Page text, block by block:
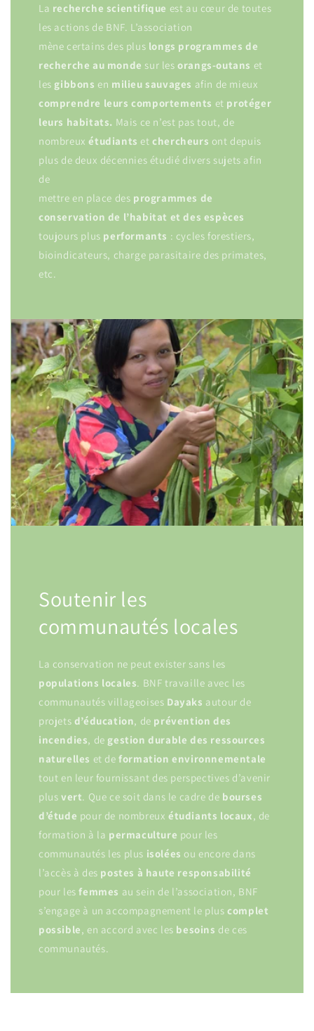
La recherche scientifique est au cœur de toutes
les actions de BNF. L’association
mène certains des plus longs programmes de
recherche au monde sur lesorangs-outans et
les gibbons en milieu sauvages afin de mieux
comprendre leurs comportements et protéger
leurs habitats. Mais ce n’est pas tout, de
nombreuxétudiants etchercheurs ont depuis
plus de deux décennies étudié divers sujets afin
de
mettre en place des programmes de
conservation de l’habitat et des espèces
toujours plus performants : cycles forestiers,
bioindicateurs, charge parasitaire des primates,
etc.
Soutenir les
communautés locales
La conservation ne peut exister sans les
populations locales. BNF travaille avec les
communautés villageoises Dayaks autour de
projets d’éducation, de prévention des
incendies, de gestion durable des ressources
naturelles et deformation environnementale
tout en leur fournissant des perspectives d’avenir
plus vert. Que ce soit dans le cadre de bourses
d’étude pour de nombreuxétudiants locaux, de
formation à la permaculture pour les
communautés les plus isolées ou encore dans
l’accès à des postes à haute responsabilité
pour lesfemmes au sein de l’association, BNF
s’engage à un accompagnement le pluscomplet
possible, en accord avec les besoins de ces
communautés.